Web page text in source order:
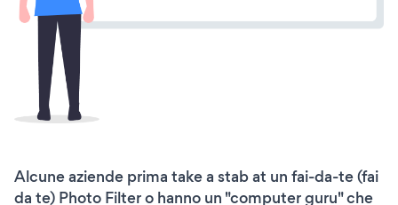
Alcune aziende prima take a stab at un fai-da-te (fai
da te) Photo Filter o hanno un "computer guru" che